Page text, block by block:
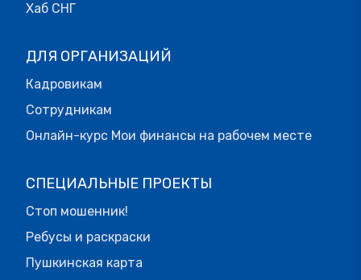
Хаб СНГ
ДЛЯ ОРГАНИЗАЦИЙ
Кадровикам
Сотрудникам
Онлайн-курс Мои финансы на рабочем месте
СПЕЦИАЛЬНЫЕ ПРОЕКТЫ
Стоп мошенник!
Ребусы и раскраски
Пушкинская карта